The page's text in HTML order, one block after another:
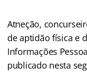
Atneção,
de aptidão física e
Informações
publicado nesta